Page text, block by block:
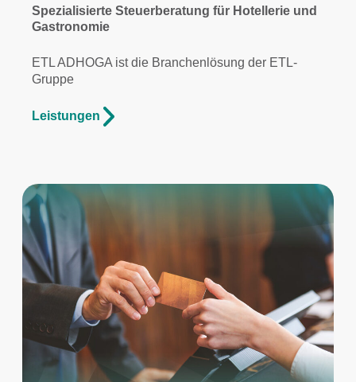
Spezialisierte Steuerberatung für Hotellerie und
Gastronomie
ETL ADHOGA ist die Branchenlösung der ETL-
Gruppe
Leistungen